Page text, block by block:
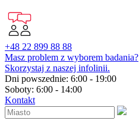
+48 22 899 88 88
Masz problem z wyborem badania?
Skorzystaj z naszej infolinii.
Dni powszednie: 6:00 - 19:00
Soboty: 6:00 - 14:00
Kontakt